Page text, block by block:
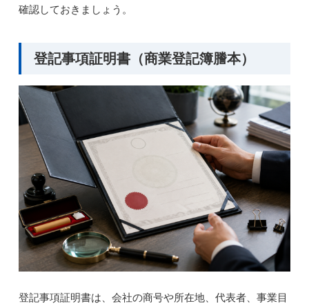
確認しておきましょう。
登記事項証明書（商業登記簿謄本）
登記事項証明書は、会社の商号や所在地、代表者、事業目